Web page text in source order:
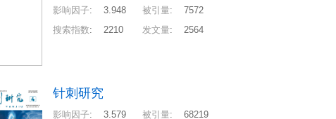
影响因子: 3.948 被引量:
7572
搜索指数: 2210 发文量: 2564
针刺研究
影响因子: 3.579 被引量:
68219